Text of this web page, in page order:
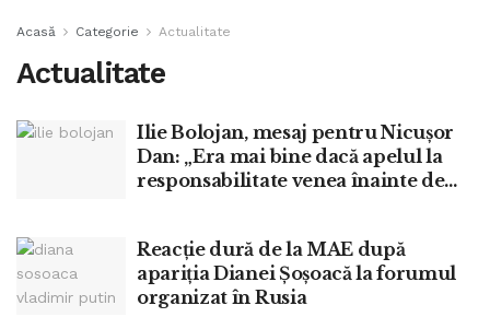
Acasă Categorie Actualitate
Actualitate
Ilie Bolojan, mesaj pentru Nicușor
Dan: „Era mai bine dacă apelul la
responsabilitate venea înainte de
Reacție dură de la MAE după
apariția Dianei Șoșoacă la forumul
organizat în Rusia